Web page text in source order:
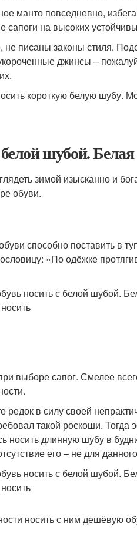
манто повседневно,
на высоких
не писаны законы стиля.
джинсы –
шубой.
зимой изысканно и
обуви.
способно поставить в
«По одёжке
выборе сапог. Смелее
в силу своей
такой роскоши. Тогда
длинную шубу в
его – не для
носить с ним дешёвую